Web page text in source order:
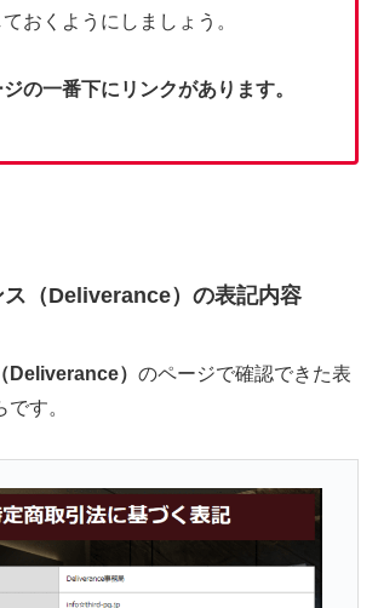
おくようにしましょう。
の一番下にリンクがあります。
ス（Deliverance）の表記内容
Deliverance） のページで確認できた表
す。